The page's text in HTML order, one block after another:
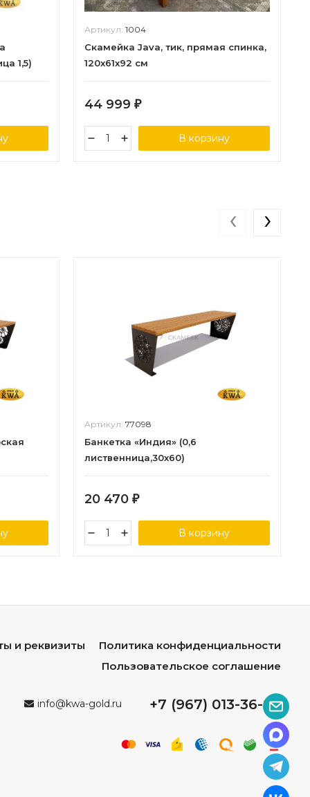
1,5)
Артикул: 1004
Скамейка Java, тик, прямая спинка,
120x61x92 см
44 999 ₽
В корзину
Артикул: 77098
Банкетка «Индия» (0,6
лиственница,30х60)
20 470 ₽
В корзину
‹ ›
и реквизиты
Политика конфиденциальности
Пользовательское соглашение
info@kwa-gold.ru +7 (967) 013-36-96